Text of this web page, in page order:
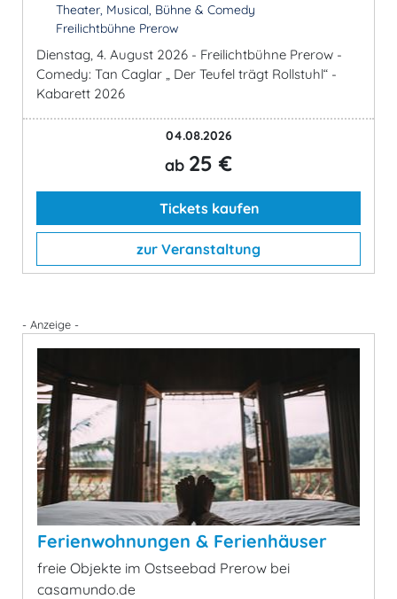
Theater, Musical, Bühne & Comedy
Freilichtbühne Prerow
Dienstag, 4. August 2026 - Freilichtbühne Prerow -
Comedy: Tan Caglar „ Der Teufel trägt Rollstuhl“ -
Kabarett 2026
04.08.2026
ab 25 €
Tickets kaufen
zur Veranstaltung
- Anzeige -
Ferienwohnungen & Ferienhäuser
freie Objekte im Ostseebad Prerow bei
casamundo.de